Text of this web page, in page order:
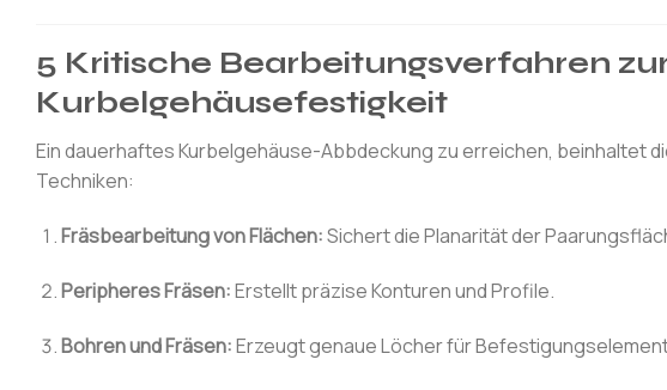
5 Kritische Bearbeitungsverfahren
Kurbelgehäusefestigkeit
Ein dauerhaftes Kurbelgehäuse-Abbdeckung zu erreichen, beinhaltet
Techniken:
Fräsbearbeitung von Flächen:Sichert die Planarität der
Peripheres Fräsen:Erstellt präzise Konturen und Profile.
Bohren und Fräsen:Erzeugt genaue Löcher für